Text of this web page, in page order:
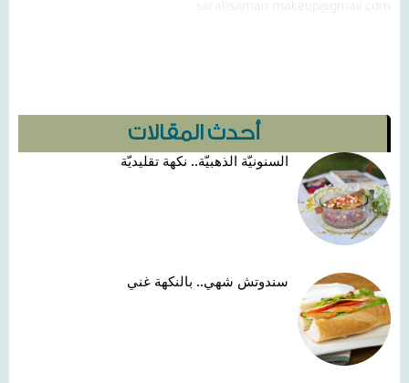
أحدث المقالات
السنونيّة الذهبيّة.. نكهة تقليديّة
سندوتش شهي.. بالنكهة غني
sarahsaman.makeup@gmail.com